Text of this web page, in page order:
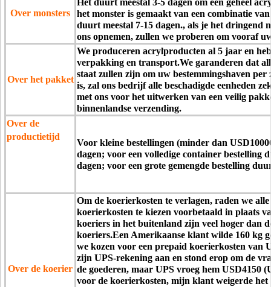
Over monsters
Het duurt meestal 3-5 dagen om een geheel
het monster is gemaakt van een combinatie
duurt meestal 7-15 dagen., als je het dringend
ons opnemen, zullen we proberen om vooraf
Over het pakket
We produceren acrylproducten al 5 jaar en
verpakking en transport.We garanderen dat
staat zullen zijn om uw bestemmingshaven per
is, zal ons bedrijf alle beschadigde eenheden
met ons voor het uitwerken van een veilig
binnenlandse verzending.
Over de
productietijd
Voor kleine bestellingen (minder dan
dagen; voor een volledige container bestelling
dagen; voor een grote gemengde bestelling
Over de koerier
Om de koerierkosten te verlagen, raden we
koerierkosten te kiezen voorbetaald in plaats
koeriers in het buitenland zijn veel hoger dan
koeriers.Een Amerikaanse klant wilde 160 kg
we kozen voor een prepaid koerierkosten van
zijn UPS-rekening aan en stond erop om de
de goederen, maar UPS vroeg hem USD4150
voor de koerierkosten, mijn klant weigerde het